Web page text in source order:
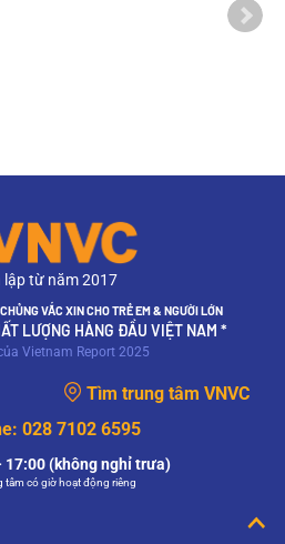
lập từ năm 2017
VẮC XIN CHO TRẺ EM & NGƯỜI LỚN
LƯỢNG HÀNG ĐẦU VIỆT NAM *
Vietnam Report 2025
Tìm trung tâm VNVC
028 7102 6595
17:00 (không nghỉ trưa)
tâm có giờ hoạt động riêng